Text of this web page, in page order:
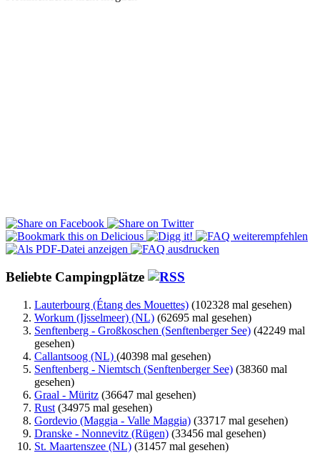
Beliebte Campingplätze
Lauterbourg (Étang des Mouettes) (102328 mal gesehen)
Workum (Ijsselmeer) (NL) (62695 mal gesehen)
Senftenberg - Großkoschen (Senftenberger See) (42249 mal
gesehen)
Callantsoog (NL) (40398 mal gesehen)
Senftenberg - Niemtsch (Senftenberger See) (38360 mal
gesehen)
Graal - Müritz (36647 mal gesehen)
Rust (34975 mal gesehen)
Gordevio (Maggia - Valle Maggia) (33717 mal gesehen)
Dranske - Nonnevitz (Rügen) (33456 mal gesehen)
St. Maartenszee (NL) (31457 mal gesehen)